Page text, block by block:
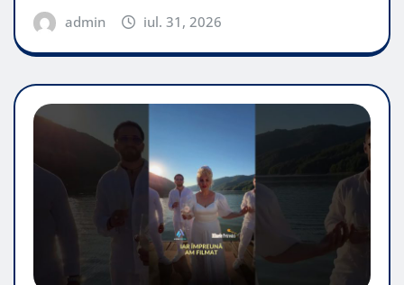
admin iul. 31, 2026